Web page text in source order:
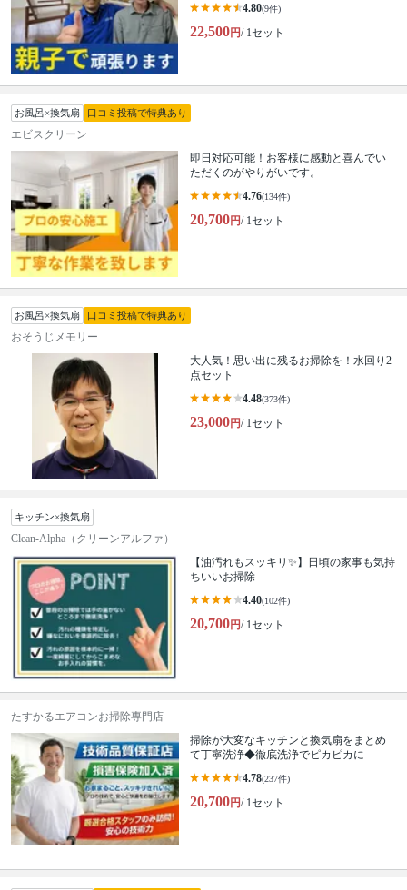
4.80(9件)
22,500円/ 1セット
お風呂×換気扇 口コミ投稿で特典あり
エビスクリーン
即日対応可能！お客様に感動と喜んでい
ただくのがやりがいです。
4.76(134件)
20,700円/ 1セット
お風呂×換気扇 口コミ投稿で特典あり
おそうじメモリー
大人気！思い出に残るお掃除を！水回り2
点セット
4.48(373件)
23,000円/ 1セット
キッチン×換気扇
Clean-Alpha（クリーンアルファ）
【油汚れもスッキリ✨】日頃の家事も気持
ちいいお掃除
4.40(102件)
20,700円/ 1セット
たすかるエアコンお掃除専門店
掃除が大変なキッチンと換気扇をまとめ
て丁寧洗浄◆徹底洗浄でピカピカに
4.78(237件)
20,700円/ 1セット